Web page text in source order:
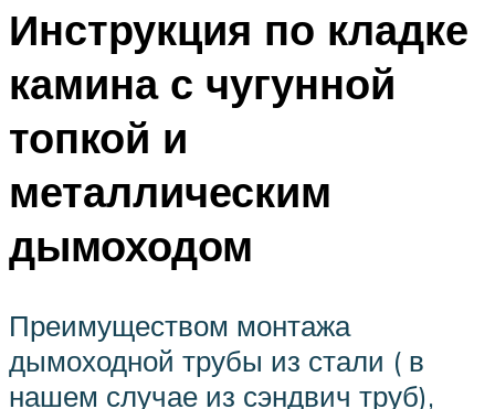
Инструкция по кладке
камина с чугунной
топкой и
металлическим
дымоходом
Преимуществом монтажа
дымоходной трубы из стали ( в
нашем случае из сэндвич труб),